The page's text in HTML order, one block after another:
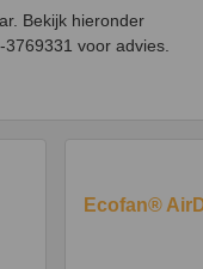
Bekijk hieronder
voor advies.
Ecofan®